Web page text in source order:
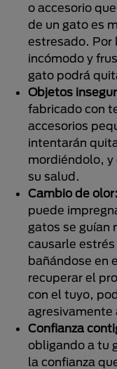
o accesorio
de un gato es
estresado. Por
incómodo y
gato podrá
Objetos
fabricado con
accesorios
intentarán
mordiéndolo,
su salud.
Cambio de olor:
puede
gatos se guían
causarle
bañándose en
recuperar el
con el tuyo,
agresivamente
Confianza
obligando a tu
la confianza